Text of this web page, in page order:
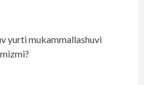
yurti mukammallashuvi